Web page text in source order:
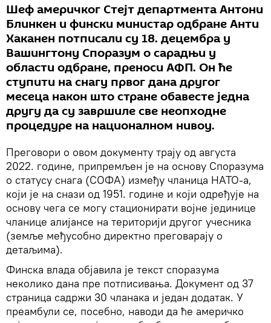
Шеф америчког Стејт департмента Антони
Блинкен и фински министар одбране Анти
Хаканен потписали су 18. децембра у
Вашингтону Споразум о сарадњи у
области одбране, преноси АФП. Он ће
ступити на снагу првог дана другог
месеца након што стране обавесте једна
другу да су завршиле све неопходне
процедуре на националном нивоу.
Преговори о овом документу трају од августа
2022. године, припремљен је на основу Споразума
о статусу снага (СОФА) између чланица НАТО-а,
који је на снази од 1951. године и који одређује на
основу чега се могу стационирати војне јединице
чланице алијансе на територији другог учесника
(земље међусобно директно преговарају о
детаљима).
Финска влада објавила је текст споразума
неколико дана пре потписивања. Документ од 37
страница садржи 30 чланака и један додатак. У
преамбули се, посебно, наводи да ће америчко